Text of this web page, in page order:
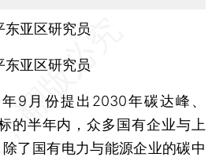
东亚区研究员
亚区研究员
月份提出2030年碳达峰、
的半年内，众多国有企业与上
了国有电力与能源企业的碳中